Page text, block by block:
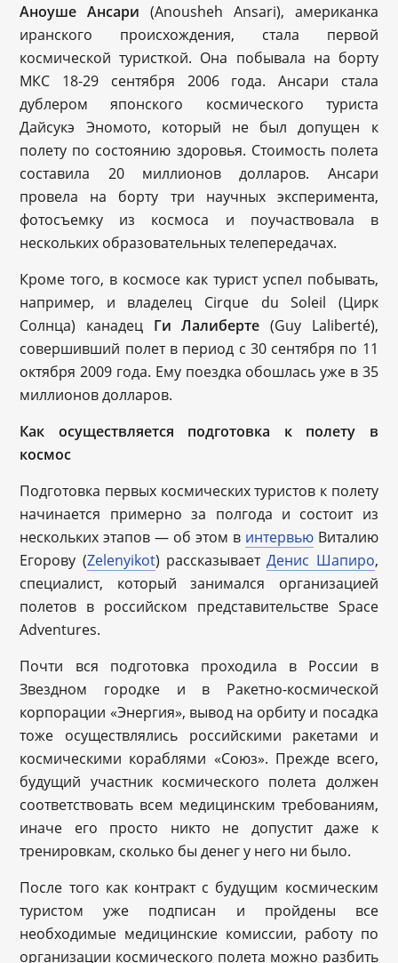
Аноуше Ансари (Anousheh Ansari), американка
иранского происхождения, стала первой
космической туристкой. Она побывала на борту
МКС 18-29 сентября 2006 года. Ансари стала
дублером японского космического туриста
Дайсукэ Эномото, который не был допущен к
полету по состоянию здоровья. Стоимость полета
составила 20 миллионов долларов. Ансари
провела на борту три научных эксперимента,
фотосъемку из космоса и поучаствовала в
нескольких образовательных телепередачах.
Кроме того, в космосе как турист успел побывать,
например, и владелец Cirque du Soleil (Цирк
Солнца) канадец Ги Лалиберте (Guy Laliberté),
совершивший полет в период с 30 сентября по 11
октября 2009 года. Ему поездка обошлась уже в 35
миллионов долларов.
Как осуществляется подготовка к полету в
космос
Подготовка первых космических туристов к полету
начинается примерно за полгода и состоит из
нескольких этапов — об этом в интервьюВиталию
Егорову (Zelenyikot) рассказываетДенис Шапиро,
специалист, который занимался организацией
полетов в российском представительстве Space
Adventures.
Почти вся подготовка проходила в России в
Звездном городке и в Ракетно-космической
корпорации «Энергия», вывод на орбиту и посадка
тоже осуществлялись российскими ракетами и
космическими кораблями «Союз». Прежде всего,
будущий участник космического полета должен
соответствовать всем медицинским требованиям,
иначе его просто никто не допустит даже к
тренировкам, сколько бы денег у него ни было.
После того как контракт с будущим космическим
туристом уже подписан и пройдены все
необходимые медицинские комиссии, работу по
организации космического полета можно разбить